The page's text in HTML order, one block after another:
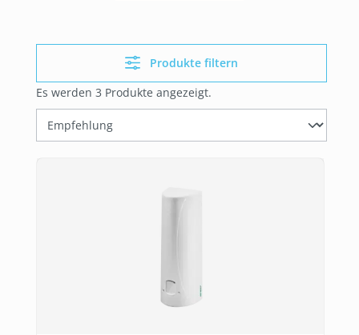
Produkte filtern
Es werden 3 Produkte angezeigt.